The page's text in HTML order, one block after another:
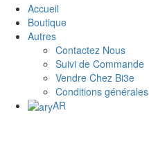
Accueil
Boutique
Autres
Contactez Nous
Suivi de Commande
Vendre Chez Bi3e
Conditions générales
AR